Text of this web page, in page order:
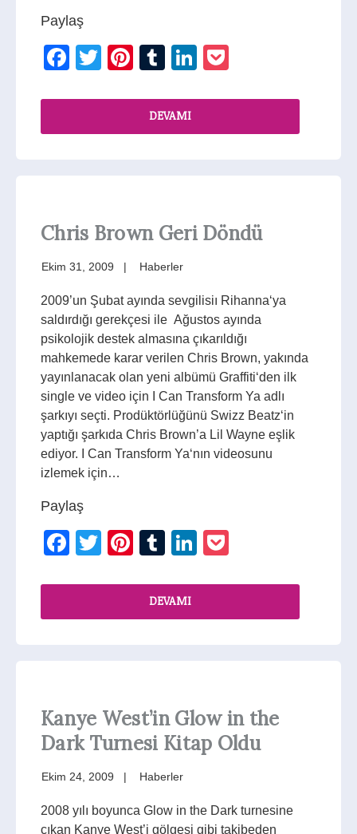
Paylaş
Facebook
TwitterPinterest
TumblrLinkedIn
DEVAMI
Chris Brown Geri Döndü
Ekim 31, 2009 Haberler
2009’un Şubat ayında sevgilisiı Rihanna‘ya
saldırdığı gerekçesi ile Ağustos ayında
psikolojik destek almasına çıkarıldığı
mahkemede karar verilen Chris Brown, yakında
yayınlanacak olan yeni albümü Graffiti‘den ilk
single ve video için I Can Transform Ya adlı
şarkıyı seçti. Prodüktörlüğünü Swizz Beatz‘in
yaptığı şarkıda Chris Brown’a Lil Wayne eşlik
ediyor. I Can Transform Ya‘nın videosunu
izlemek için…
Paylaş
Facebook
TwitterPinterest
TumblrLinkedIn
DEVAMI
Kanye West’in Glow in the
Dark Turnesi Kitap Oldu
Ekim 24, 2009 Haberler
2008 yılı boyunca Glow in the Dark turnesine
çıkan Kanye West’i gölgesi gibi takibeden